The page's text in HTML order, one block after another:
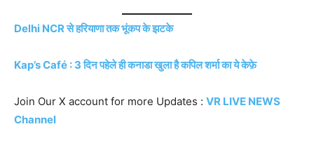
Delhi NCR से हरियाणा तक भूंकप के झटके
Kap’s Café : 3 दिन पहेले ही कनाडा खुला है कपिल शर्मा का ये केफ़े
Join Our X account for more Updates : VR LIVE NEWS
Channel